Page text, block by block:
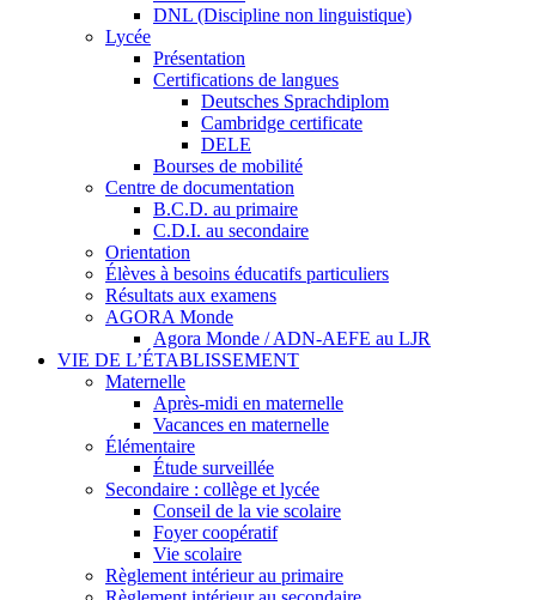
DNL (Discipline non linguistique)
Lycée
Présentation
Certifications de langues
Deutsches Sprachdiplom
Cambridge certificate
DELE
Bourses de mobilité
Centre de documentation
B.C.D. au primaire
C.D.I. au secondaire
Orientation
Élèves à besoins éducatifs particuliers
Résultats aux examens
AGORA Monde
Agora Monde / ADN-AEFE au LJR
VIE DE L’ÉTABLISSEMENT
Maternelle
Après-midi en maternelle
Vacances en maternelle
Élémentaire
Étude surveillée
Secondaire : collège et lycée
Conseil de la vie scolaire
Foyer coopératif
Vie scolaire
Règlement intérieur au primaire